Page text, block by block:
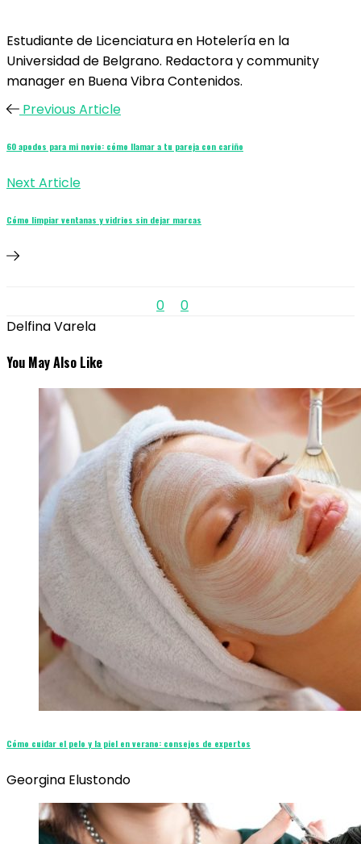
Estudiante de Licenciatura en Hotelería en la
Universidad de Belgrano. Redactora y community
manager en Buena Vibra Contenidos.
Previous Article
60 apodos para mi novio: cómo llamar a tu pareja con cariño
Next Article
Cómo limpiar ventanas y vidrios sin dejar marcas
0
0
Delfina Varela
You May Also Like
Cómo cuidar el pelo y la piel en verano: consejos de expertos
Georgina Elustondo